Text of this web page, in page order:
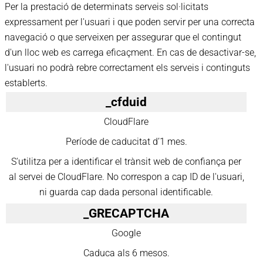
les
cookies
Per la prestació de determinats serveis sol·licitats
expressament per l'usuari i que poden servir per una correcta
navegació o que serveixen per assegurar que el contingut
d'un lloc web es carrega eficaçment. En cas de desactivar-se,
l'usuari no podrà rebre correctament els serveis i continguts
establerts.
_cfduid
CloudFlare
Període de caducitat d’1 mes.
S'utilitza per a identificar el trànsit web de confiança per
al servei de CloudFlare. No correspon a cap ID de l'usuari,
ni guarda cap dada personal identificable.
_GRECAPTCHA
Google
Caduca als 6 mesos.